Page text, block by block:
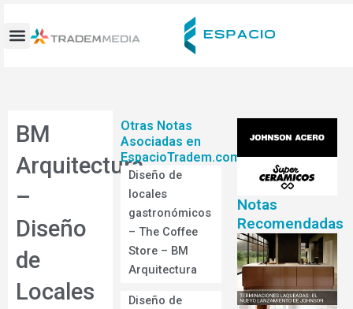
contenido
BM
Arquitectura
–
Diseño
de
Locales
Otras Notas
Asociadas en
EspacioTradem.com
Diseño de
locales
gastronómicos
– The Coffee
Store – BM
Arquitectura
Diseño de
Notas
Recomendadas